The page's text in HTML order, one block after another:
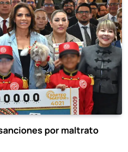
por maltrato